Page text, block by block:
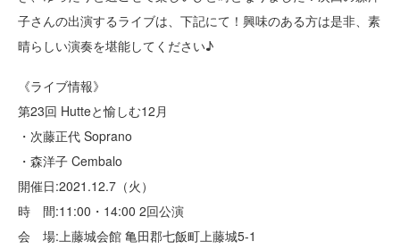
子さんの出演するライブは、下記にて！興味のある方は是非、素
晴らしい演奏を堪能してください♪
《ライブ情報》
第23回 Hutteと愉しむ12月
・次藤正代 Soprano
・森洋子 Cembalo
開催日:2021.12.7（火）
時 間:11:00・14:00 2回公演
会 場:上藤城会館 亀田郡七飯町上藤城5-1